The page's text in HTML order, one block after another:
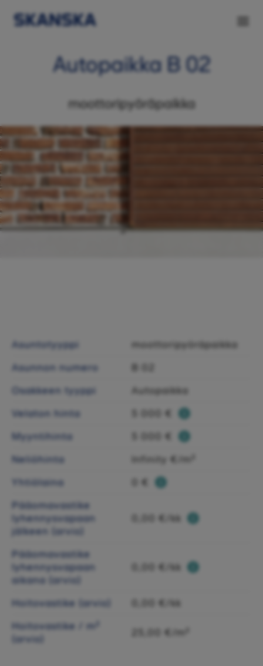
Autopaikka B 02
moottoripyöräpaikka
Asuntotyyppi
moottoripyöräpaikka
Asunnon numero
Osakkeen tyyppi
Autopaikka
Velaton hinta
5 000 €
Myyntihinta
5 000 €
Neliöhinta
Infinity €/m²
Yhtiölaina
0 €
Pääomavastike
lyhennysvapaan
jälkeen (arvio)
0,00 €/kk
Pääomavastike
lyhennysvapaan
aikana (arvio)
0,00 €/kk
Hoitovastike (arvio)
0,00 €/kk
Hoitovastike / m²
(arvio)
25,00 €/m²